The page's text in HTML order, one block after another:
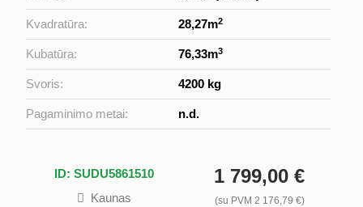
Kvadratūra: 28,27m2
Kubatūra: 76,33m3
Svoris: 4200 kg
Pagaminimo metai: n.d.
ID: SUDU5861510
Kaunas
1 799,00 €
(su PVM 2 176,79 €)